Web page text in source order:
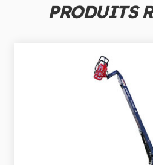
PRODUITS